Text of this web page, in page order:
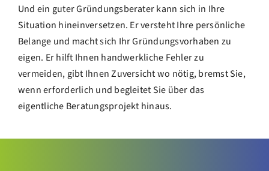
Und ein guter Gründungsberater kann sich in Ihre
Situation hineinversetzen. Er versteht Ihre persönliche
Belange und macht sich Ihr Gründungsvorhaben zu
eigen. Er hilft Ihnen handwerkliche Fehler zu
vermeiden, gibt Ihnen Zuversicht wo nötig, bremst Sie,
wenn erforderlich und begleitet Sie über das
eigentliche Beratungsprojekt hinaus.